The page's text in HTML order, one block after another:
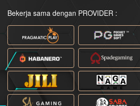
Bekerja sama dengan PROVIDER :